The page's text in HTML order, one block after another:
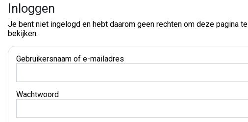
Inloggen
Je bent niet ingelogd en hebt daarom geen rechten om deze pagina te
bekijken.
Gebruikersnaam of e-mailadres
Wachtwoord